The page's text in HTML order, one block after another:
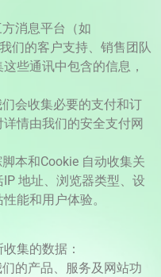
消息平台（如
们的客户支持、销售团队
些通讯中包含的信息，
会收集必要的支付和订
情由我们的安全支付网
本和Cookie 自动收集关
地址、浏览器类型、设
能和用户体验。
集的数据：
的产品、服务及网站功